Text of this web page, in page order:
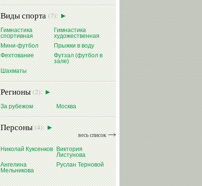
Виды спорта(7):
Гимнастика
спортивная
Гимнастика
художественная
Мини-футбол
Прыжки в воду
Фехтование
Футзал (футбол в
зале)
Шахматы
Регионы(2):
За рубежом Москва
Персоны(4):
весь список
Николай Куксенков Виктория
Листунова
Ангелина
Мельникова
Руслан Терновой